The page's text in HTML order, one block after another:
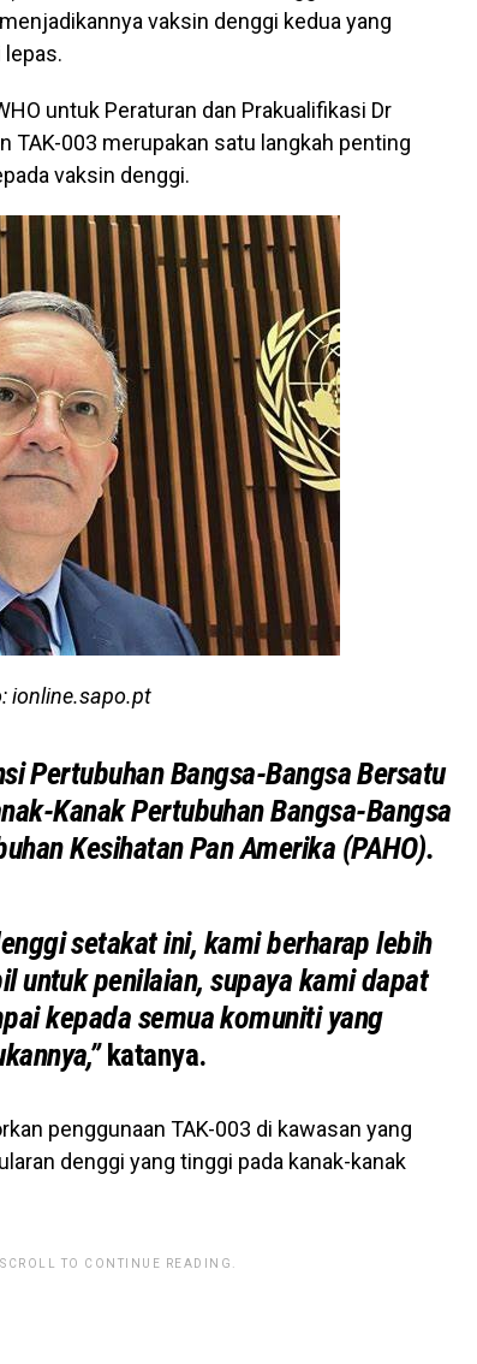
vaksin denggi kedua yang
lepas.
untuk Peraturan dan Prakualifikasi Dr
TAK-003 merupakan satu langkah penting
vaksin denggi.
ionline.sapo.pt
Pertubuhan Bangsa-Bangsa Bersatu
Kanak Pertubuhan Bangsa-Bangsa
Kesihatan Pan Amerika (PAHO).
setakat ini, kami berharap lebih
untuk penilaian, supaya kami dapat
kepada semua komuniti yang
katanya.
penggunaan TAK-003 di kawasan yang
denggi yang tinggi pada kanak-kanak
TO CONTINUE READING.